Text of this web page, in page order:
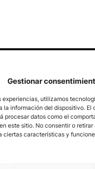
Gestionar
experiencias, utilizamos
la información del dispositivo. El
procesar datos como el
este sitio. No consentir o
ciertas características y